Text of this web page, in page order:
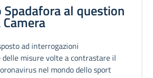
al question
ad interrogazioni
delle misure volte a contrastare il
nel mondo dello sport